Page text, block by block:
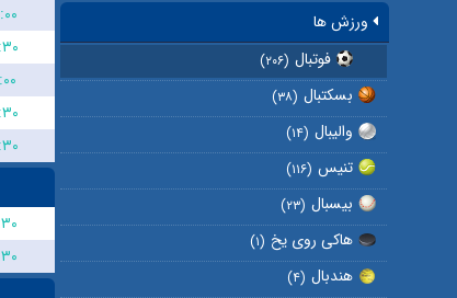
ورزش ها
فوتبال (۲۰۶)
بسکتبال (۳۸)
والیبال (۱۴)
تنیس (۱۱۶)
بیسبال (۲۳)
هاکی روی یخ (۱)
هندبال (۴)